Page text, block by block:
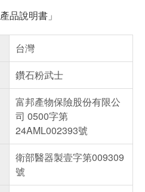
品說明書」
台灣
鑽石粉武士
富邦產物保險股份有限公
司 0500字第
24AML002393號
衛部醫器製壹字第009309
號